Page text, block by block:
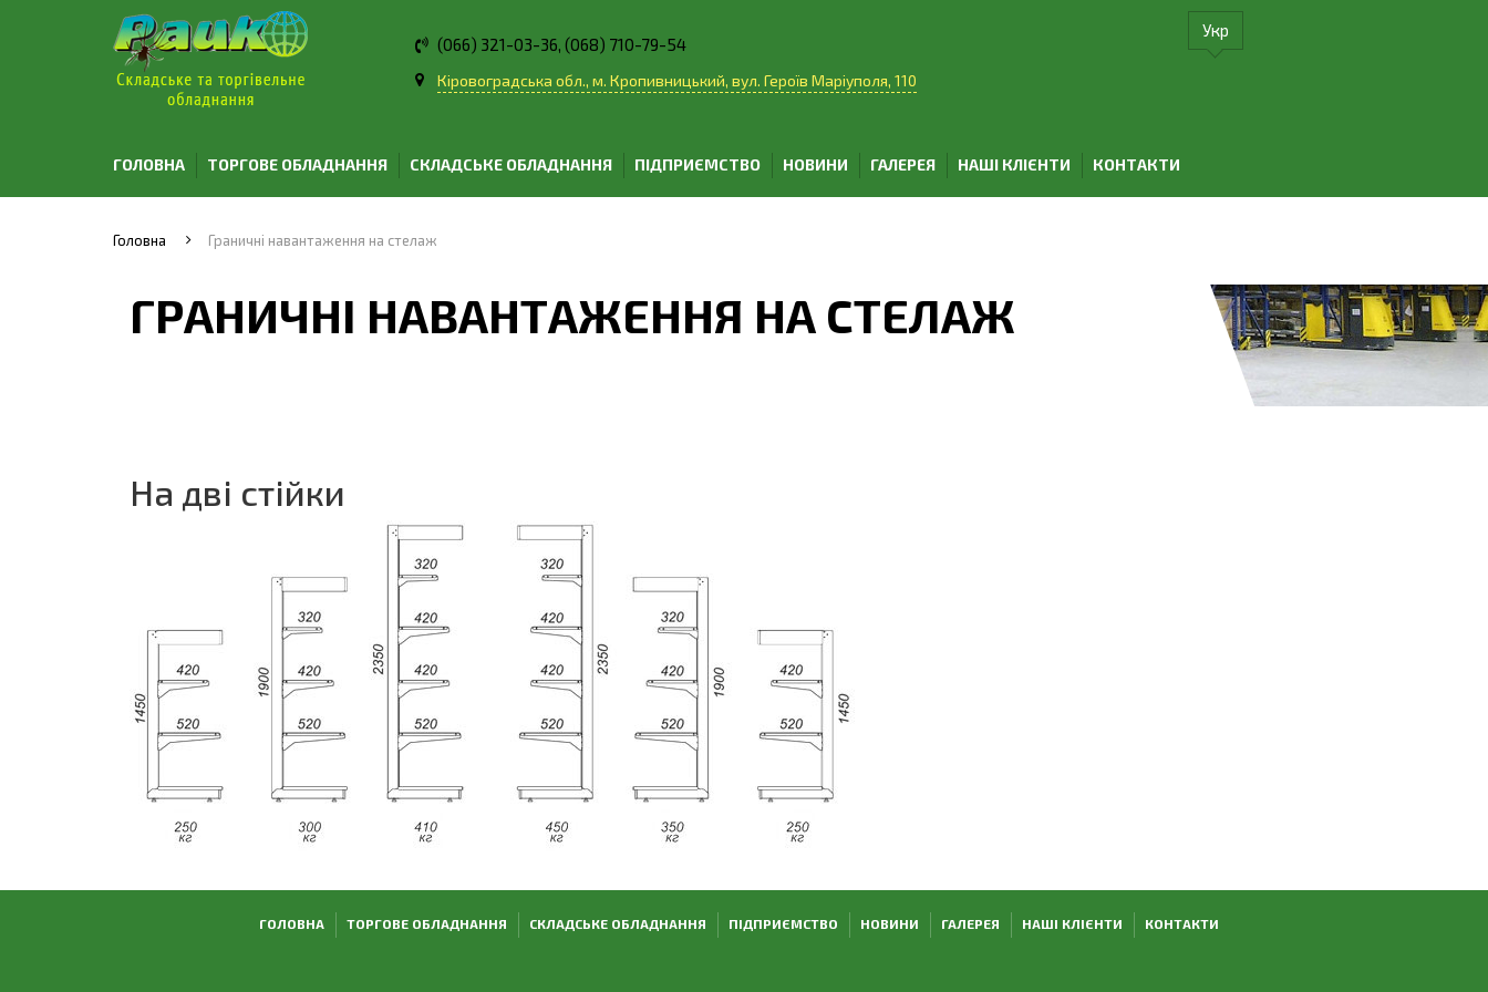
(066) 321-03-36, (068) 710-79-54
Кіровоградська обл., м. Кропивницький, вул. Героїв Маріуполя, 110
Укр
ГОЛОВНА ТОРГОВЕ ОБЛАДНАННЯ СКЛАДСЬКЕ ОБЛАДНАННЯ ПІДПРИЄМСТВО НОВИНИ ГАЛЕРЕЯ НАШІ КЛІЄНТИ КОНТАКТИ
Головна Граничні навантаження на стелаж
ГРАНИЧНІ НАВАНТАЖЕННЯ НА СТЕЛАЖ
На дві стійки
ГОЛОВНА ТОРГОВЕ ОБЛАДНАННЯ СКЛАДСЬКЕ ОБЛАДНАННЯ ПІДПРИЄМСТВО НОВИНИ ГАЛЕРЕЯ НАШІ КЛІЄНТИ КОНТАКТИ